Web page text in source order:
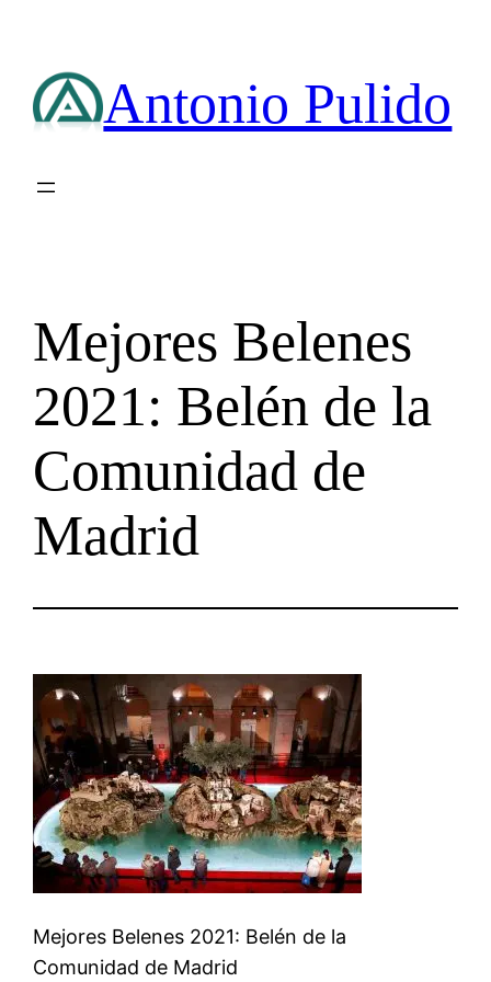
contenido Antonio Pulido
Mejores Belenes
2021: Belén de la
Comunidad de
Madrid
Mejores Belenes 2021: Belén de la
Comunidad de Madrid